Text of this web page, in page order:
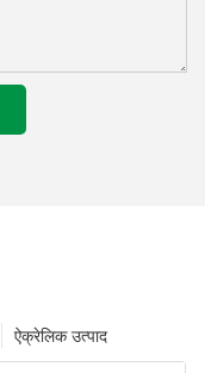
ऐक्रेलिक उत्पाद